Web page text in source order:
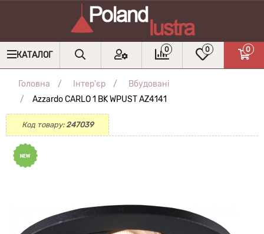
КАТАЛОГ
0 0 0
Головна Інтер'єр
Вбудовані
Azzardo CARLO 1 BK WPUST AZ4141
Код товару:247039